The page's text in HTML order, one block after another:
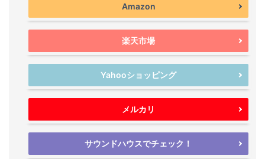
Amazon
楽天市場
Yahooショッピング
メルカリ
サウンドハウスでチェック！